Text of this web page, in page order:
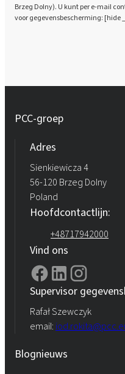
Brzeg Dolny). U kunt per e-mail
voor gegevensbescherming: [hide
PCC-groep
Adres
Sienkiewicza 4
56-120 Brzeg Dolny
Poland
Hoofdcontactlijn:
+48717942000
Vind ons
Supervisor
Rafał Szewczyk
email:
Blognieuws